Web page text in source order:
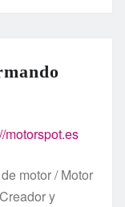
motorspot.es
motor / Motor
y